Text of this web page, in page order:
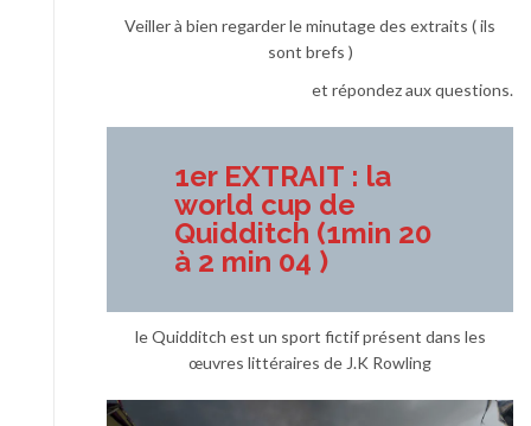
Veiller à bien regarder le minutage des extraits ( ils
sont brefs )
et répondez aux questions.
1er EXTRAIT : la
world cup de
Quidditch (1min 20
à 2 min 04 )
le Quidditch est un sport fictif présent dans les
œuvres littéraires de J.K Rowling